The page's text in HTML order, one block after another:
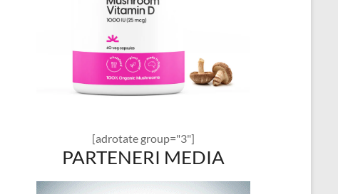
[adrotate group="3"]
PARTENERI MEDIA